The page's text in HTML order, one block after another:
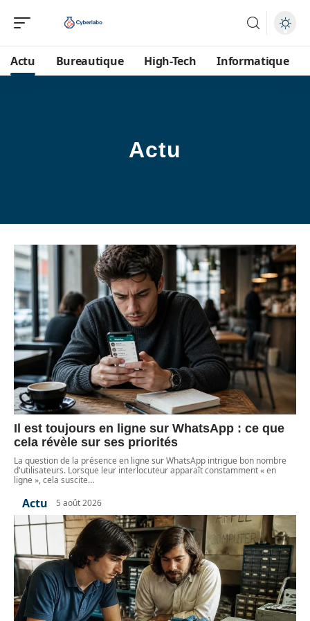
Actu Bureautique High-Tech Informatique
Actu
Il est toujours en ligne sur WhatsApp : ce que
cela révèle sur ses priorités
La question de la présence en ligne sur WhatsApp intrigue bon nombre
d'utilisateurs. Lorsque leur interlocuteur apparaît constamment « en
ligne », cela suscite…
Actu 5 août 2026